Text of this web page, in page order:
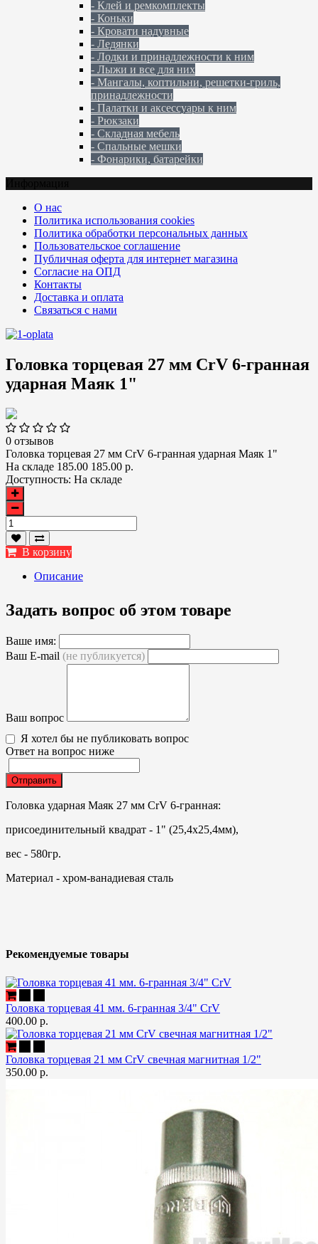
- Клей и ремкомплекты
- Коньки
- Кровати надувные
- Ледянки
- Лодки и принадлежности к ним
- Лыжи и все для них
- Мангалы, коптильни, решетки-гриль,
принадлежности
- Палатки и аксессуары к ним
- Рюкзаки
- Складная мебель
- Спальные мешки
- Фонарики, батарейки
О нас
Политика использования cookies
Политика обработки персональных данных
Пользовательское соглашение
Публичная оферта для интернет магазина
Согласие на ОПД
Контакты
Доставка и оплата
Связаться с нами
Головка торцевая 27 мм CrV 6-гранная
ударная Маяк 1"
0 отзывов
Головка торцевая 27 мм CrV 6-гранная ударная Маяк 1"
На складе 185.00 185.00 р.
Доступность: На складе
В корзину
Описание
Задать вопрос об этом товаре
Ваше имя:
Ваш E-mail (не публикуется)
Ваш вопрос
Я хотел бы не публиковать вопрос
Ответ на вопрос ниже
Отправить
Головка ударная Маяк 27 мм CrV 6-гранная:
присоединительный квадрат - 1" (25,4х25,4мм),
вес - 580гр.
Материал - хром-ванадиевая сталь
Рекомендуемые товары
Головка торцевая 41 мм. 6-гранная 3/4" CrV
400.00 р.
Головка торцевая 21 мм CrV свечная магнитная 1/2"
350.00 р.